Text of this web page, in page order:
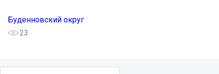
Буденновский округ
23